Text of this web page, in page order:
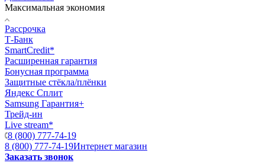
Максимальная экономия
Рассрочка
Т-Банк
SmartCredit*
Расширенная гарантия
Бонусная программа
Защитные стёкла/плёнки
Яндекс Сплит
Samsung Гарантия+
Трейд-ин
Live stream*
8 (800) 777-74-19
8 (800) 777-74-19Интернет магазин
Заказать звонок